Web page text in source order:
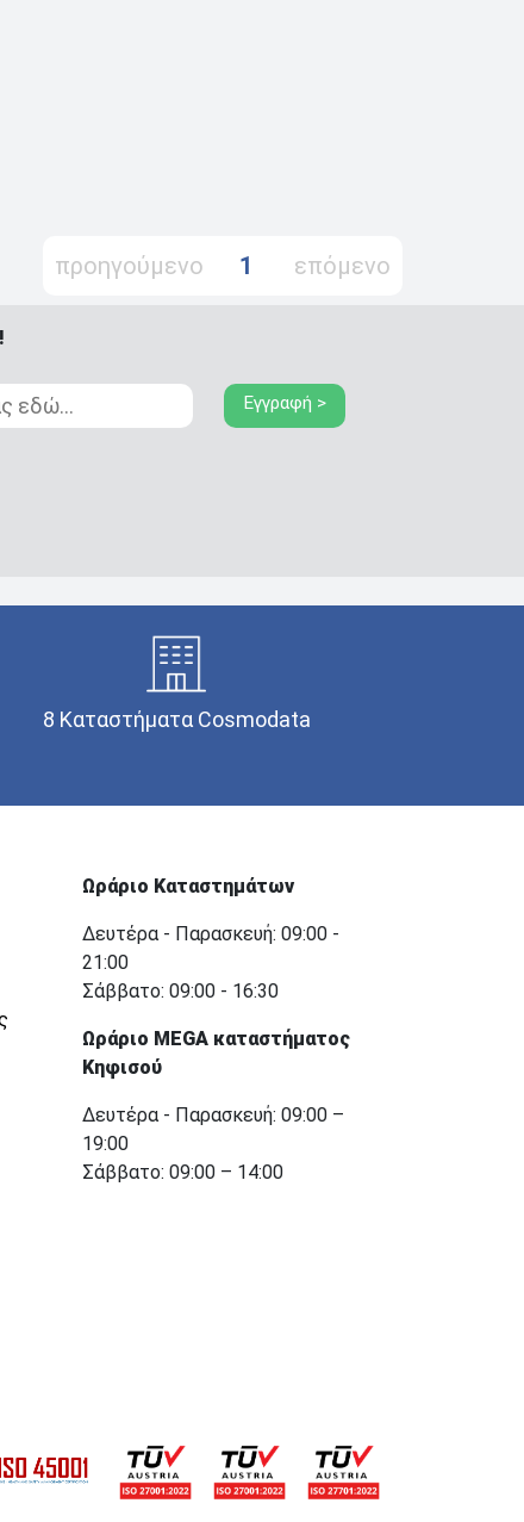
προηγούμενο 1 επόμενο
Εγγραφή >
8 Καταστήματα Cosmodata
Ωράριο Καταστημάτων
Δευτέρα - Παρασκευή: 09:00 -
21:00
Σάββατο: 09:00 - 16:30
Ωράριο MEGA καταστήματος
Κηφισού
Δευτέρα - Παρασκευή: 09:00 –
19:00
Σάββατο: 09:00 – 14:00